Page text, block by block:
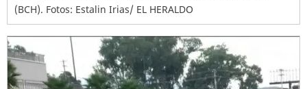
(BCH). Fotos: Estalin Irias/ EL HERALDO